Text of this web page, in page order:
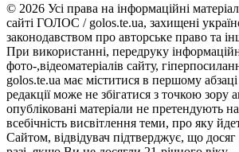
© 2026 Усі права на інформаційні
сайті ГОЛОС / golos.te.ua, захищені
законодавством про авторське право та
При використанні, передруку
фото-,відеоматеріалів сайту,
golos.te.ua має міститися в першому
редакції може не збігатися з точкою зору
опубліковані матеріали не претендують на
всебічність висвітлення теми, про яку
Сайтом, відвідувач підтверджує, що досяг